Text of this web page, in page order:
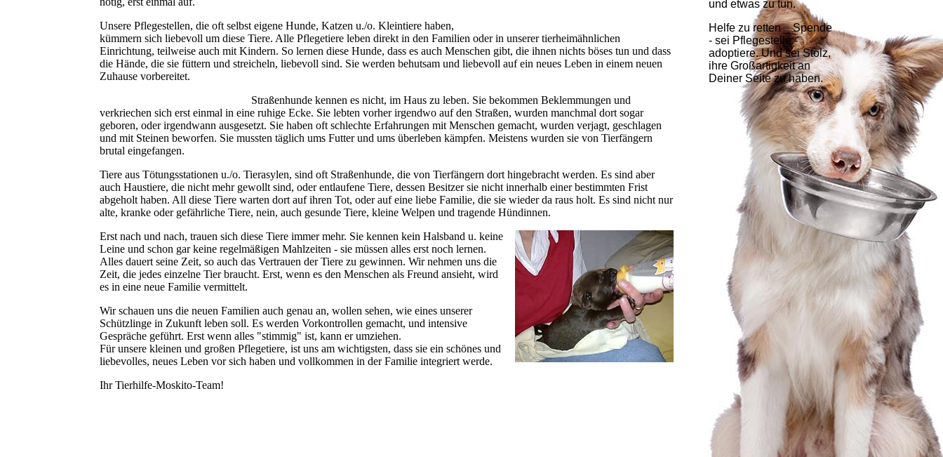
Unsere Pflegestellen, die oft selbst eigene Hunde, Katzen u./o. Kleintiere haben,
kümmern sich liebevoll um diese Tiere. Alle Pflegetiere leben direkt in den Familien oder in unserer tierheimähnlichen
Einrichtung, teilweise auch mit Kindern. So lernen diese Hunde, dass es auch Menschen gibt, die ihnen nichts böses tun und dass
die Hände, die sie füttern und streicheln, liebevoll sind. Sie werden behutsam und liebevoll auf ein neues Leben in einem neuen
Zuhause vorbereitet.
Straßenhunde kennen es nicht, im Haus zu leben. Sie bekommen Beklemmungen und
verkriechen sich erst einmal in eine ruhige Ecke. Sie lebten vorher irgendwo auf den Straßen, wurden manchmal dort sogar
geboren, oder irgendwann ausgesetzt. Sie haben oft schlechte Erfahrungen mit Menschen gemacht, wurden verjagt, geschlagen
und mit Steinen beworfen. Sie mussten täglich ums Futter und ums überleben kämpfen. Meistens wurden sie von Tierfängern
brutal eingefangen.
Tiere aus Tötungsstationen u./o. Tierasylen, sind oft Straßenhunde, die von Tierfängern dort hingebracht werden. Es sind aber
auch Haustiere, die nicht mehr gewollt sind, oder entlaufene Tiere, dessen Besitzer sie nicht innerhalb einer bestimmten Frist
abgeholt haben. All diese Tiere warten dort auf ihren Tot, oder auf eine liebe Familie, die sie wieder da raus holt. Es sind nicht nur
alte, kranke oder gefährliche Tiere, nein, auch gesunde Tiere, kleine Welpen und tragende Hündinnen.
Erst nach und nach, trauen sich diese Tiere immer mehr. Sie kennen kein Halsband u. keine
Leine und schon gar keine regelmäßigen Mahlzeiten - sie müssen alles erst noch lernen.
Alles dauert seine Zeit, so auch das Vertrauen der Tiere zu gewinnen. Wir nehmen uns die
Zeit, die jedes einzelne Tier braucht. Erst, wenn es den Menschen als Freund ansieht, wird
es in eine neue Familie vermittelt.
Wir schauen uns die neuen Familien auch genau an, wollen sehen, wie eines unserer
Schützlinge in Zukunft leben soll. Es werden Vorkontrollen gemacht, und intensive
Gespräche geführt. Erst wenn alles "stimmig" ist, kann er umziehen.
Für unsere kleinen und großen Pflegetiere, ist uns am wichtigsten, dass sie ein schönes und
liebevolles, neues Leben vor sich haben und vollkommen in der Familie integriert werde.
Ihr Tierhilfe-Moskito-Team!
und etwas zu tun.
Helfe zu retten _ Spende
- sei Pflegestelle -
adoptiere. Und sei Stolz,
ihre Großartigkeit an
Deiner Seite zu haben.